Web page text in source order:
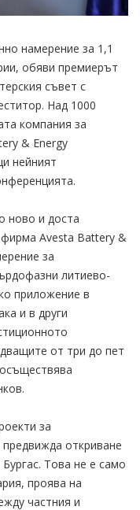
намерение за 1,1
обяви премиерът
съвет с
Над 1000
компания за
& Energy
нейният
ново и доста
Avesta Battery &
за
литиево-
приложение в
и в други
от три до пет
за
откриване
Това не е само
проява на
частния и